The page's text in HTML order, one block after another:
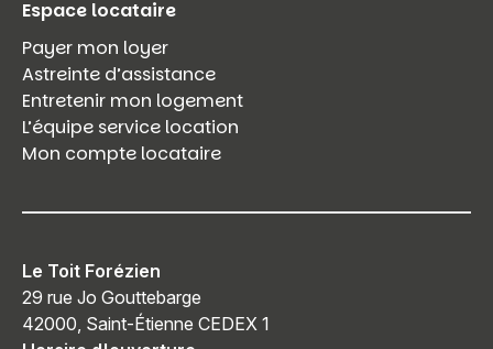
Espace locataire
Payer mon loyer
Astreinte d’assistance
Entretenir mon logement
L’équipe service location
Mon compte locataire
Le Toit Forézien
29 rue Jo Gouttebarge
42000, Saint-Étienne CEDEX 1